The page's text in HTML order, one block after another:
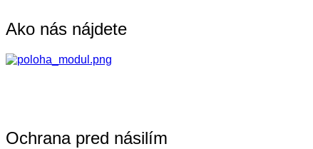
Ako nás nájdete
Ochrana pred násilím